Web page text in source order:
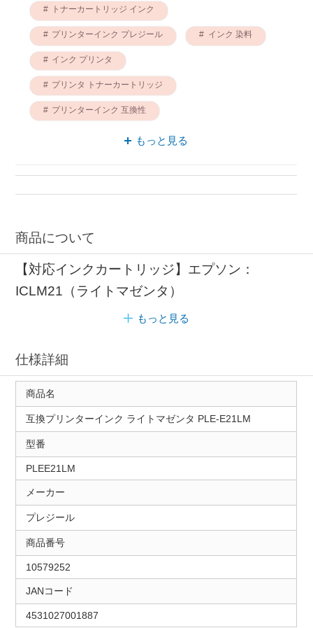
トナーカートリッジ インク
プリンターインク プレジール インク 染料
インク プリンタ
プリンタ トナーカートリッジ
プリンターインク 互換性
もっと見る
商品について
【対応インクカートリッジ】エプソン：
ICLM21（ライトマゼンタ）
もっと見る
仕様詳細
商品名
互換プリンターインク ライトマゼンタ PLE-E21LM
型番
PLEE21LM
メーカー
プレジール
商品番号
10579252
JANコード
4531027001887